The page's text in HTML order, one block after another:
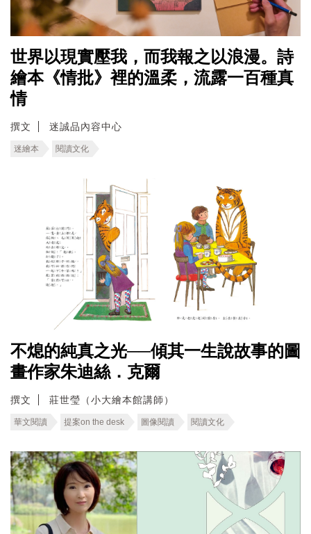
世界以現實壓我，而我報之以浪漫。詩
繪本《情批》裡的溫柔，流露一百種真
情
撰文 迷誠品內容中心
迷繪本 閱讀文化
不熄的純真之光──傾其一生說故事的圖
畫作家朱迪絲．克爾
撰文 莊世瑩（小大繪本館講師）
華文閱讀 提案on the desk 圖像閱讀 閱讀文化